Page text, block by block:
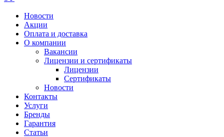
Новости
Акции
Оплата и доставка
О компании
Вакансии
Лицензии и сертификаты
Лицензии
Сертификаты
Новости
Контакты
Услуги
Бренды
Гарантия
Статьи